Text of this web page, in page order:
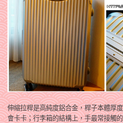
伸縮拉桿是高純度鋁合金，桿子本體厚
會卡卡；行李箱的結構上，手最常接觸